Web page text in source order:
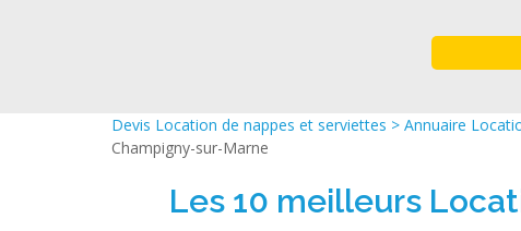
Devis Location de nappes et serviettes > Annuaire
Champigny-sur-Marne
Les 10 meilleurs